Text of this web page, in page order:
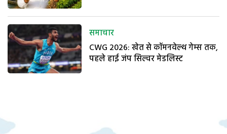
समाचार
CWG 2026: खेत से कॉमनवेल्थ गेम्स तक,
पहले हाई जंप सिल्वर मेडलिस्ट